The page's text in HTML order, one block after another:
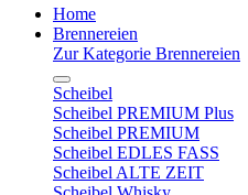
Home
Brennereien
Zur Kategorie Brennereien
Scheibel
Scheibel PREMIUM Plus
Scheibel PREMIUM
Scheibel EDLES FASS
Scheibel ALTE ZEIT